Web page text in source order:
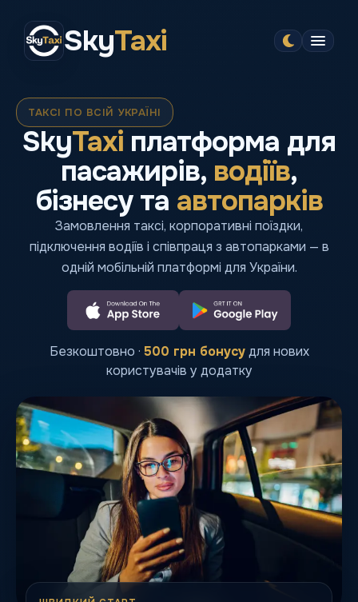
SkyTaxi
ТАКСІ ПО ВСІЙ УКРАЇНІ
SkyTaxiплатформа для
пасажирів, водіїв,
бізнесу та автопарків
Замовлення таксі, корпоративні поїздки,
підключення водіїв і співпраця з автопарками — в
одній мобільній платформі для України.
Безкоштовно · 500 грн бонусудля нових
користувачів у додатку